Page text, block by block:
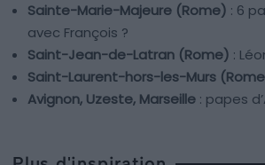
Sainte-Marie-Majeure (Rome) : 6
avec François ?
Saint-Jean-de-Latran (Rome) :
Saint-Laurent-hors-les-Murs
Avignon, Uzeste, Marseille : papes